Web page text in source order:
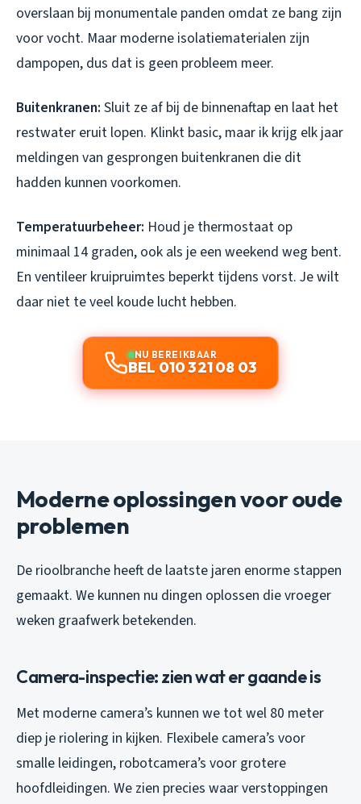
overslaan bij monumentale panden omdat ze bang zijn
voor vocht. Maar moderne isolatiematerialen zijn
dampopen, dus dat is geen probleem meer.
Buitenkranen: Sluit ze af bij de binnenaftap en laat het
restwater eruit lopen. Klinkt basic, maar ik krijg elk jaar
meldingen van gesprongen buitenkranen die dit
hadden kunnen voorkomen.
Temperatuurbeheer: Houd je thermostaat op
minimaal 14 graden, ook als je een weekend weg bent.
En ventileer kruipruimtes beperkt tijdens vorst. Je wilt
daar niet te veel koude lucht hebben.
NU BEREIKBAAR
BEL 010 321 08 03
Moderne oplossingen voor oude
problemen
De rioolbranche heeft de laatste jaren enorme stappen
gemaakt. We kunnen nu dingen oplossen die vroeger
weken graafwerk betekenden.
Camera-inspectie: zien wat er gaande is
Met moderne camera’s kunnen we tot wel 80 meter
diep je riolering in kijken. Flexibele camera’s voor
smalle leidingen, robotcamera’s voor grotere
hoofdleidingen. We zien precies waar verstoppingen